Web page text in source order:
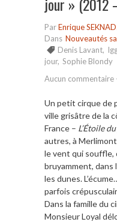
ParEnrique
Dans Nouveautés
Denis Lavant,
jour, Sophie Blondy
Aucun commentaire
Un petit cirque de
ville grisâtre de la
France – L’Étoile
autres, à
le vent qui souffle,
bruyamment, dans
les dunes.
parfois
Dans la famille du
Monsieur Loyal